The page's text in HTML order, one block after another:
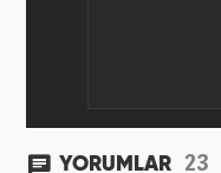
YORUMLAR 23